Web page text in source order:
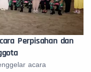
Perpisahan dan
acara